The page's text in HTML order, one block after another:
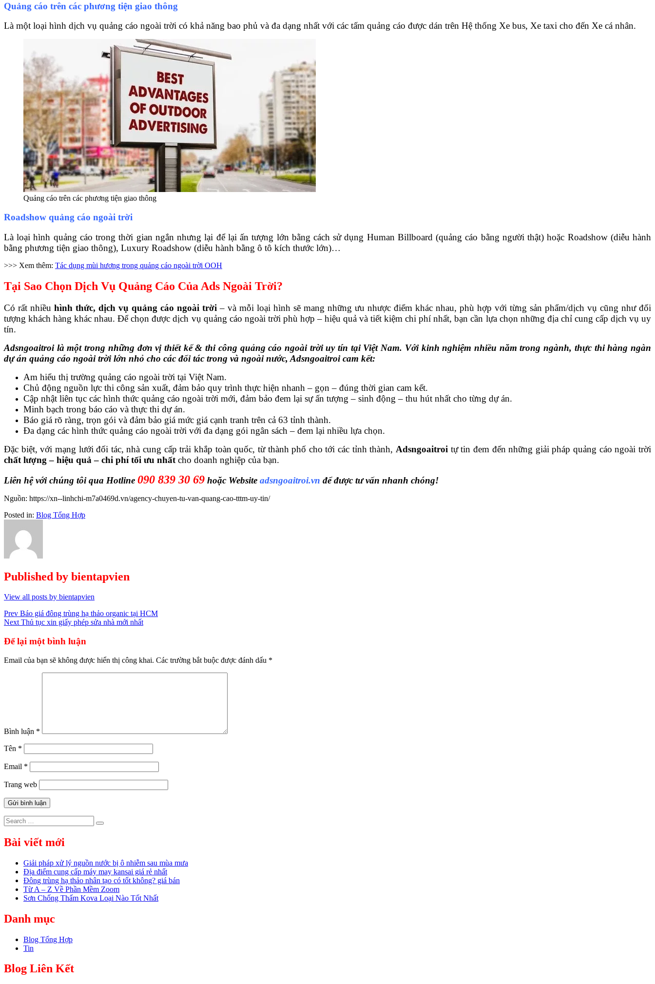
Quảng cáo trên các phương tiện giao thông
Là một loại hình dịch vụ quảng cáo ngoài trời có khả năng bao phủ và đa dạng nhất với các tấm quảng cáo được dán trên Hệ thống Xe bus, Xe taxi cho đến Xe cá nhân.
Quảng cáo trên các phương tiện giao thông
Roadshow quảng cáo ngoài trời
Là loại hình quảng cáo trong thời gian ngắn nhưng lại để lại ấn tượng lớn bằng cách sử dụng Human Billboard (quảng cáo bằng người thật) hoặc Roadshow (diễu hành
bằng phương tiện giao thông), Luxury Roadshow (diễu hành bằng ô tô kích thước lớn)…
>>> Xem thêm: Tác dụng mùi hương trong quảng cáo ngoài trời OOH
Tại Sao Chọn Dịch Vụ Quảng Cáo Của Ads Ngoài Trời?
Có rất nhiều hình thức, dịch vụ quảng cáo ngoài trời – và mỗi loại hình sẽ mang những ưu nhược điểm khác nhau, phù hợp với từng sản phẩm/dịch vụ cũng như đối
tượng khách hàng khác nhau.Để chọn được dịch vụ quảng cáo ngoài trời phù hợp – hiệu quả và tiết kiệm chi phí nhất, bạn cần lựa chọn những địa chỉ cung cấp dịch vụ uy
tín.
Adsngoaitroi là một trong những đơn vị thiết kế & thi công quảng cáo ngoài trời uy tín tại Việt Nam. Với kinh nghiệm nhiều năm trong ngành, thực thi hàng ngàn
dự án quảng cáo ngoài trời lớn nhỏ cho các đối tác trong và ngoài nước, Adsngoaitroi cam kết:
Am hiểu thị trường quảng cáo ngoài trời tại Việt Nam.
Chủ động nguồn lực thi công sản xuất, đảm bảo quy trình thực hiện nhanh – gọn – đúng thời gian cam kết.
Cập nhật liên tục các hình thức quảng cáo ngoài trời mới, đảm bảo đem lại sự ấn tượng – sinh động – thu hút nhất cho từng dự án.
Minh bạch trong báo cáo và thực thi dự án.
Báo giá rõ ràng, trọn gói và đảm bảo giá mức giá cạnh tranh trên cả 63 tỉnh thành.
Đa dạng các hình thức quảng cáo ngoài trời với đa dạng gói ngân sách – đem lại nhiều lựa chọn.
Đặc biệt, với mạng lưới đối tác, nhà cung cấp trải khắp toàn quốc, từ thành phố cho tới các tỉnh thành, Adsngoaitroi tự tin đem đến những giải pháp quảng cáo ngoài trời
chất lượng – hiệu quả – chi phí tối ưu nhất cho doanh nghiệp của bạn.
Liên hệ với chúng tôi qua Hotline 090 839 30 69 hoặc Website adsngoaitroi.vn để được tư vấn nhanh chóng!
Nguồn: https://xn--linhchi-m7a0469d.vn/agency-chuyen-tu-van-quang-cao-tttm-uy-tin/
Posted in: Blog Tổng Hợp
Published by bientapvien
View all posts by bientapvien
Điều
hướng
bài
viết
Prev Báo giá đông trùng hạ thảo organic tại HCM
Next Thủ tục xin giấy phép sửa nhà mới nhất
Để lại một bình luận
Email của bạn sẽ không được hiển thị công khai. Các trường bắt buộc được đánh dấu *
Bình luận *
Tên *
Email *
Trang web
Search
for:
Search
Bài viết mới
Giải pháp xử lý nguồn nước bị ô nhiễm sau mùa mưa
Địa điểm cung cấp máy may kansai giá rẻ nhất
Đông trùng hạ thảo nhân tạo có tốt không? giá bán
Từ A – Z Về Phần Mềm Zoom
Sơn Chống Thấm Kova Loại Nào Tốt Nhất
Danh mục
Blog Tổng Hợp
Tin
Blog Liên Kết